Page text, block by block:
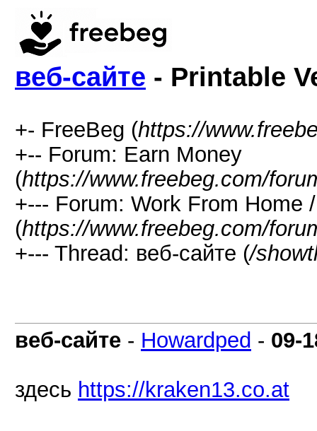
веб-сайте - Printable
+- FreeBeg (https://
+-- Forum: Earn Money
(https://www.freebeg.com/
+--- Forum: Work From Home
(https://www.freebeg.com/
+--- Thread: веб-сайте (/
веб-сайте - Howardped - 09-
здесь https://kraken13.co.at